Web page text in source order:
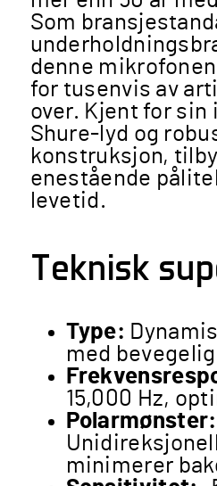
Som
denne
for tusenvis av
over. Kjent for sin
Shure-lyd og
konstruksjon,
enestående
levetid​​.
Teknisk
Type:
med
15,000 Hz,
Polarmønster:
minimerer